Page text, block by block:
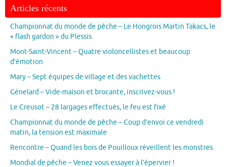
Articles récents
Championnat du monde de pêche – Le Hongrois Martin Takacs, le
« flash gardon » du Plessis
Mont-Saint-Vincent – Quatre violoncellistes et beaucoup
d’émotion
Mary – Sept équipes de village et des vachettes
Génelard – Vide-maison et brocante, inscrivez-vous !
Le Creusot – 28 largages effectués, le feu est fixé
Championnat du monde de pêche – Coup d’envoi ce vendredi
matin, la tension est maximale
Rencontre – Quand les bois de Pouilloux réveillent les monstres
Mondial de pêche – Venez vous essayer à l’épervier !